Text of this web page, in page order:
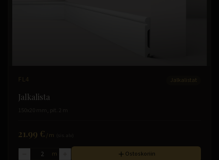
FL4 Jalkalistat
Jalkalista
150x20 mm, pit. 2 m
21.99 € /m
m Ostoskoriin